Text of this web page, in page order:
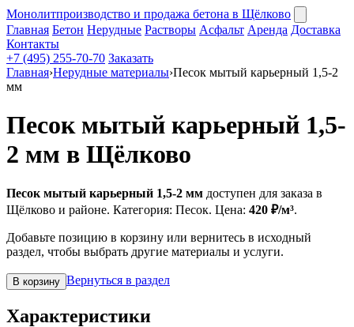
Монолитпроизводство и продажа бетона в Щёлково
Главная Бетон Нерудные Растворы Асфальт Аренда Доставка
Контакты
+7 (495) 255-70-70 Заказать
Главная›Нерудные материалы›Песок мытый карьерный 1,5-2
мм
Песок мытый карьерный 1,5-
2 мм в Щёлково
Песок мытый карьерный 1,5-2 мм доступен для заказа в
Щёлково и районе. Категория: Песок. Цена: 420 ₽/м³.
Добавьте позицию в корзину или вернитесь в исходный
раздел, чтобы выбрать другие материалы и услуги.
В корзину Вернуться в раздел
Характеристики